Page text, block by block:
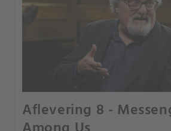
Aflevering 8 -